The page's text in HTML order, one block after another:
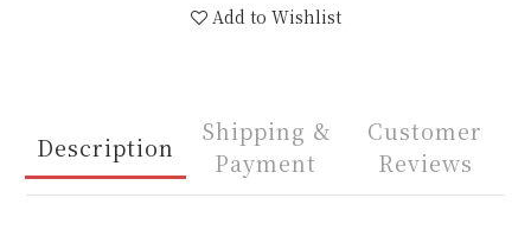
Add to Wishlist
Description
Shipping &
Payment
Customer
Reviews